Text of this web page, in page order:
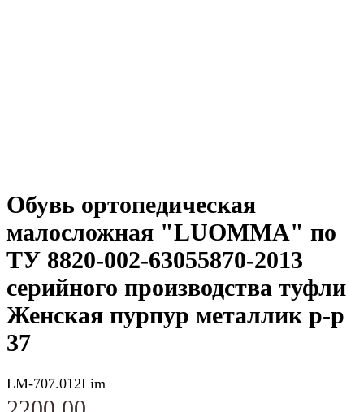
Обувь ортопедическая
малосложная "LUOMMA" по
ТУ 8820-002-63055870-2013
серийного производства туфли
Женская пурпур металлик р-р
37
LM-707.012Lim